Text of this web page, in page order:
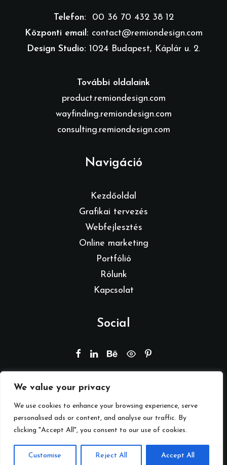
We value your privacy
We use cookies to enhance your browsing experience, serve
personalised ads or content, and analyse our traffic. By
clicking "Accept All", you consent to our use of cookies.
Customise Reject All Accept All
Telefon:
00 36 70 432 38 12
Központi email: contact@remiondesign.com
Design Studio: 1024 Budapest, Káplár u. 2.
További oldalaink
product.remiondesign.com
wayfinding.remiondesign.com
consulting.remiondesign.com
Navigáció
Kezdőoldal
Grafikai tervezés
Webfejlesztés
Online marketing
Portfólió
Rólunk
Kapcsolat
Social
© 2026 Branding by REMION.Minden jog fenntartva
Adatkezelési tájékoztató